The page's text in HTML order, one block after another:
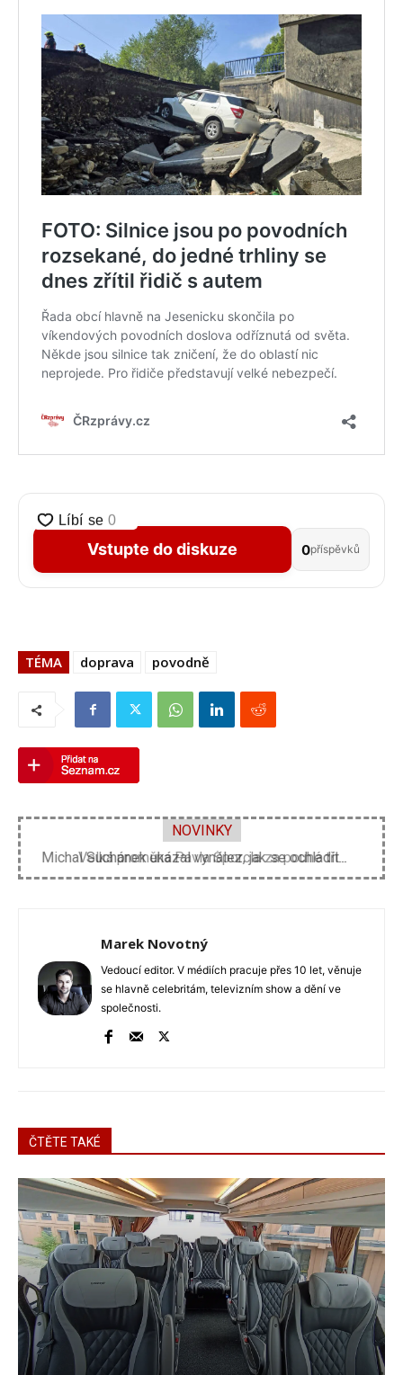
Vstupte do diskuze 0příspěvků
TÉMA doprava povodně
NOVINKY
Velká proměna Pavla Šporcla za pouhé tři...
Marek Novotný
Vedoucí editor. V médiích pracuje přes 10 let, věnuje
se hlavně celebritám, televizním show a dění ve
společnosti.
ČTĚTE TAKÉ